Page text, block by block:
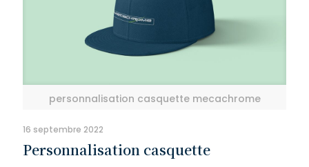
personnalisation casquette mecachrome
16 septembre 2022
Personnalisation casquette